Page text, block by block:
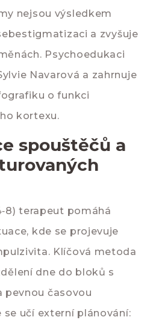
nejsou výsledkem
a zvyšuje
Psychoedukaci
Navarová a zahrnuje
o funkci
kortexu.
spouštěčů a
terapeut pomáhá
kde se projevuje
Klíčová metoda
dne do bloků s
časovou
se učí externí plánování: